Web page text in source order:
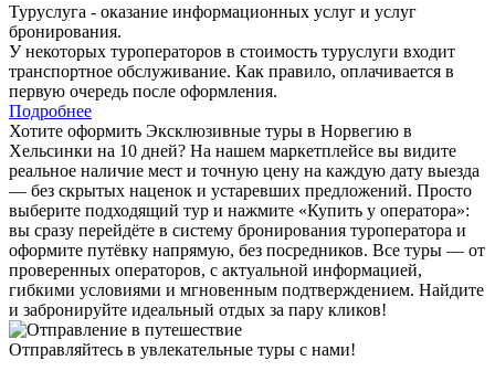
Туруслуга - оказание информационных услуг и услуг
бронирования.
У некоторых туроператоров в стоимость туруслуги входит
транспортное обслуживание. Как правило, оплачивается в
первую очередь после оформления.
Подробнее
Хотите оформить Эксклюзивные туры в Норвегию в
Хельсинки на 10 дней? На нашем маркетплейсе вы видите
реальное наличие мест и точную цену на каждую дату выезда
— без скрытых наценок и устаревших предложений. Просто
выберите подходящий тур и нажмите «Купить у оператора»:
вы сразу перейдёте в систему бронирования туроператора и
оформите путёвку напрямую, без посредников. Все туры — от
проверенных операторов, с актуальной информацией,
гибкими условиями и мгновенным подтверждением. Найдите
и забронируйте идеальный отдых за пару кликов!
Отправляйтесь в увлекательные туры с нами!